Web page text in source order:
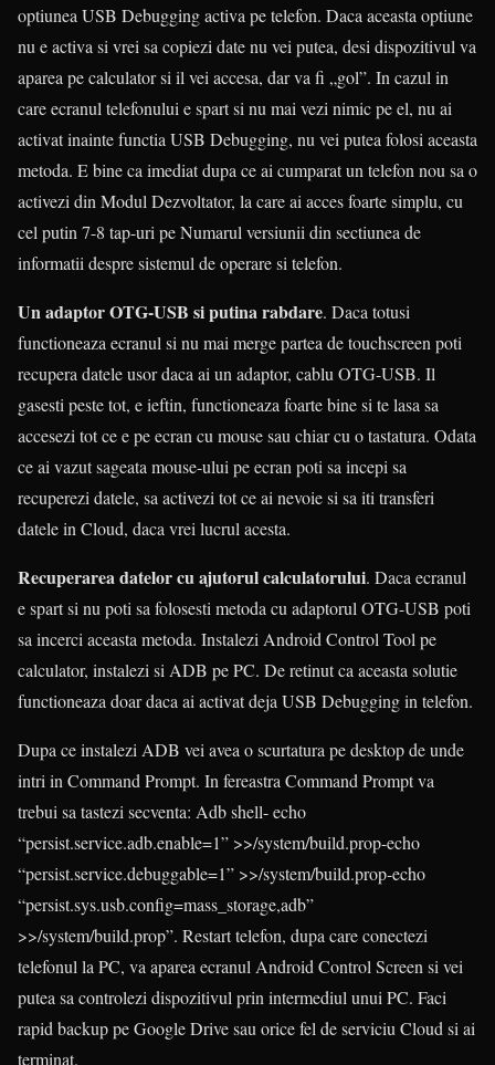
optiunea USB Debugging activa pe telefon. Daca aceasta optiune
nu e activa si vrei sa copiezi date nu vei putea, desi dispozitivul va
aparea pe calculator si il vei accesa, dar va fi „gol”. In cazul in
care ecranul telefonului e spart si nu mai vezi nimic pe el, nu ai
activat inainte functia USB Debugging, nu vei putea folosi aceasta
metoda. E bine ca imediat dupa ce ai cumparat un telefon nou sa o
activezi din Modul Dezvoltator, la care ai acces foarte simplu, cu
cel putin 7-8 tap-uri pe Numarul versiunii din sectiunea de
informatii despre sistemul de operare si telefon.
Un adaptor OTG-USB si putina rabdare. Daca totusi
functioneaza ecranul si nu mai merge partea de touchscreen poti
recupera datele usor daca ai un adaptor, cablu OTG-USB. Il
gasesti peste tot, e ieftin, functioneaza foarte bine si te lasa sa
accesezi tot ce e pe ecran cu mouse sau chiar cu o tastatura. Odata
ce ai vazut sageata mouse-ului pe ecran poti sa incepi sa
recuperezi datele, sa activezi tot ce ai nevoie si sa iti transferi
datele in Cloud, daca vrei lucrul acesta.
Recuperarea datelor cu ajutorul calculatorului. Daca ecranul
e spart si nu poti sa folosesti metoda cu adaptorul OTG-USB poti
sa incerci aceasta metoda. Instalezi Android Control Tool pe
calculator, instalezi si ADB pe PC. De retinut ca aceasta solutie
functioneaza doar daca ai activat deja USB Debugging in telefon.
Dupa ce instalezi ADB vei avea o scurtatura pe desktop de unde
intri in Command Prompt. In fereastra Command Prompt va
trebui sa tastezi secventa: Adb shell- echo
“persist.service.adb.enable=1” >>/system/build.prop-echo
“persist.service.debuggable=1” >>/system/build.prop-echo
“persist.sys.usb.config=mass_storage,adb”
>>/system/build.prop”. Restart telefon, dupa care conectezi
telefonul la PC, va aparea ecranul Android Control Screen si vei
putea sa controlezi dispozitivul prin intermediul unui PC. Faci
rapid backup pe Google Drive sau orice fel de serviciu Cloud si ai
terminat.